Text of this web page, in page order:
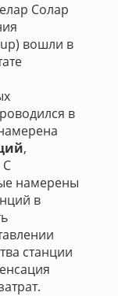
Солар
вошли в
в
,
С
намерены
в
станции